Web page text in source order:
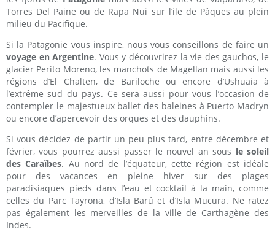
Torres Del Paine ou de Rapa Nui sur l’ile de Pâques au plein
milieu du Pacifique.
Si la Patagonie vous inspire, nous vous conseillons de faire un
voyage en Argentine. Vous y découvrirez la vie des gauchos, le
glacier Perito Moreno, les manchots de Magellan mais aussi les
régions d’El Chalten, de Bariloche ou encore d’Ushuaia à
l’extrême sud du pays. Ce sera aussi pour vous l’occasion de
contempler le majestueux ballet des baleines à Puerto Madryn
ou encore d’apercevoir des orques et des dauphins.
Si vous décidez de partir un peu plus tard, entre décembre et
février, vous pourrez aussi passer le nouvel an sous le soleil
des Caraïbes. Au nord de l’équateur, cette région est idéale
pour des vacances en pleine hiver sur des plages
paradisiaques pieds dans l’eau et cocktail à la main, comme
celles du Parc Tayrona, d’Isla Barú et d’Isla Mucura. Ne ratez
pas également les merveilles de la ville de Carthagène des
Indes.